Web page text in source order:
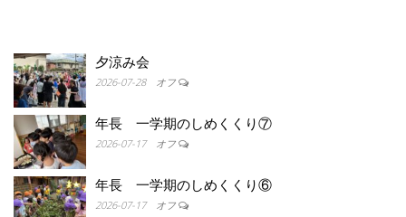
夕涼み会
2026-07-28 オフ
年長 一学期のしめくくり⑦
2026-07-17 オフ
年長 一学期のしめくくり⑥
2026-07-17 オフ